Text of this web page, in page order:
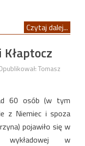
Czytaj dalej...
Tomasz
60 osób (w tym
z Niemiec i spoza
pojawiło się w
w